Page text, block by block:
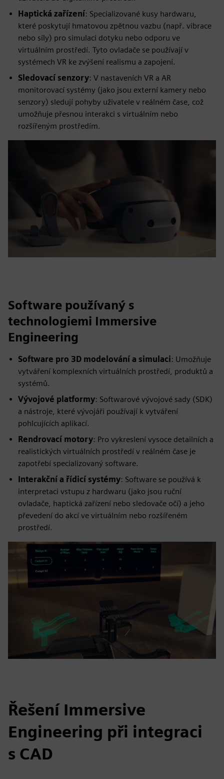
Haptická zařízení: Specializované kusy hardwaru,
které poskytují hmatovou zpětnou vazbu (např. vibrace
nebo síly) pro simulaci dotyku nebo odporu ve
virtuálním prostředí. Tyto ovladače se používají v
systémech VR ke zvýšení realismu a zapojení.
Sledovací senzory: V nastaveních VR a AR
monitorovací systémy (jako jsou externí kamery nebo
senzory) sledují pohyby uživatele v reálném čase, což
umožňuje přesnou interakci s virtuálním nebo
rozšířeným prostředím.
Software používaný s
technologiemi Immersive
Engineering
Software pro 3D modelování a simulaci: Umožňuje
vytváření komplexních virtuálních prostředí, produktů a
systémů.
Vývojové platformy: Softwarové vývojové sady (SDK)
a nástroje, které vývojáři používají k vytváření
pohlcujících aplikací.
Rendrovací motory: Pro vykreslení vysoce detailních a
realistických virtuálních prostředí v reálném čase je
zapotřebí specializovaný software.
Interakční a řídicí systémy: Software se používá k
interpretaci vstupu z hardwaru (jako jsou ruční
ovladače, haptická zařízení nebo sledovače očí) a jeho
převedení do akcí ve virtuálním nebo rozšířeném
prostředí.
Řešení Immersive
Engineering při integraci
s CAD